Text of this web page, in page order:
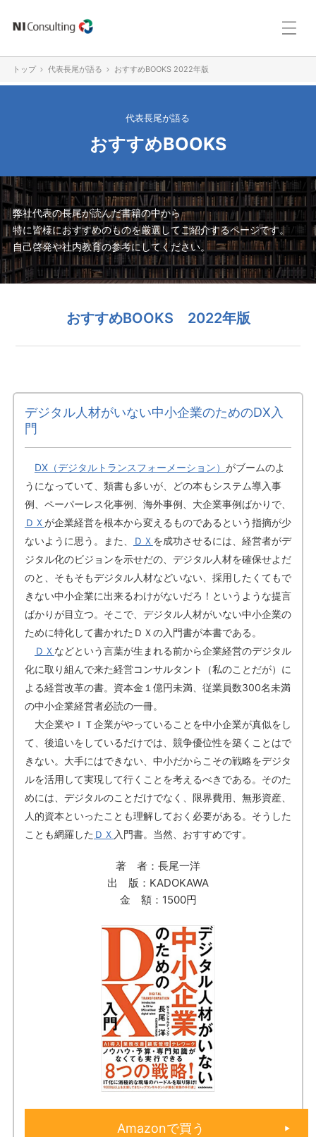
トップ 代表長尾が語る おすすめBOOKS 2022年版
代表長尾が語る
おすすめBOOKS
弊社代表の長尾が読んだ書籍の中から
特に皆様におすすめのものを厳選してご紹介するページです。
自己啓発や社内教育の参考にしてください。
おすすめBOOKS 2022年版
デジタル人材がいない中小企業のためのDX入
門
DX（デジタルトランスフォーメーション） がブームのよ
うになっていて、類書も多いが、どの本もシステム導入事
例、ペーパーレス化事例、海外事例、大企業事例ばかりで、
ＤＸ が企業経営を根本から変えるものであるという指摘が少
ないように思う。また、
ＤＸ を成功させるには、経営者がデ
ジタル化のビジョンを示せだの、デジタル人材を確保せよだ
のと、そもそもデジタル人材などいない、採用したくてもで
きない中小企業に出来るわけがないだろ！というような提言
ばかりが目立つ。そこで、デジタル人材がいない中小企業の
ために特化して書かれたＤＸの入門書が本書である。
ＤＸ などという言葉が生まれる前から企業経営のデジタル
化に取り組んで来た経営コンサルタント（私のことだが）に
よる経営改革の書。資本金１億円未満、従業員数300名未満
の中小企業経営者必読の一冊。
大企業やＩＴ企業がやっていることを中小企業が真似をし
て、後追いをしているだけでは、競争優位性を築くことはで
きない。大手にはできない、中小だからこその戦略をデジタ
ルを活用して実現して行くことを考えるべきである。そのた
めには、デジタルのことだけでなく、限界費用、無形資産、
人的資本といったことも理解しておく必要がある。そうした
ことも網羅した ＤＸ 入門書。当然、おすすめです。
著 者：長尾一洋
出 版：KADOKAWA
金 額：1500円
Amazonで買う